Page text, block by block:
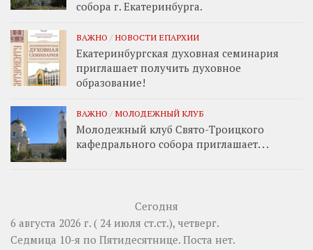
собора г. Екатеринбурга.
ВАЖНО / НОВОСТИ ЕПАРХИИ
Екатеринбургская духовная семинария
приглашает получить духовное
образование!
ВАЖНО / МОЛОДЕЖНЫЙ КЛУБ
Молодежный клуб Свято-Троицкого
кафедрального собора приглашает. . .
Сегодня
6 августа 2026 г. ( 24 июля ст.ст.), четверг.
Седмица 10-я по Пятидесятнице. Поста нет.